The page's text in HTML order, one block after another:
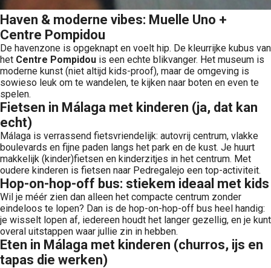
Haven & moderne vibes: Muelle Uno +
Centre Pompidou
De havenzone is opgeknapt en voelt hip. De kleurrijke kubus van
het Centre Pompidou is een echte blikvanger. Het museum is
moderne kunst (niet altijd kids-proof), maar de omgeving is
sowieso leuk om te wandelen, te kijken naar boten en even te
spelen.
Fietsen in Málaga met kinderen (ja, dat kan
echt)
Málaga is verrassend fietsvriendelijk: autovrij centrum, vlakke
boulevards en fijne paden langs het park en de kust. Je huurt
makkelijk (kinder)fietsen en kinderzitjes in het centrum. Met
oudere kinderen is fietsen naar Pedregalejo een top-activiteit.
Hop-on-hop-off bus: stiekem ideaal met kids
Wil je méér zien dan alleen het compacte centrum zonder
eindeloos te lopen? Dan is de hop-on-hop-off bus heel handig:
je wisselt lopen af, iedereen houdt het langer gezellig, en je kunt
overal uitstappen waar jullie zin in hebben.
Eten in Málaga met kinderen (churros, ijs en
tapas die werken)